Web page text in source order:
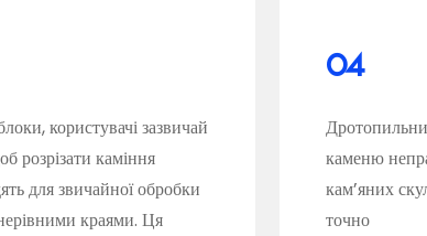
користувачі зазвичай
розрізати каміння
для звичайної обробки
краями. Ця
04
каменю
кам’яних
точно